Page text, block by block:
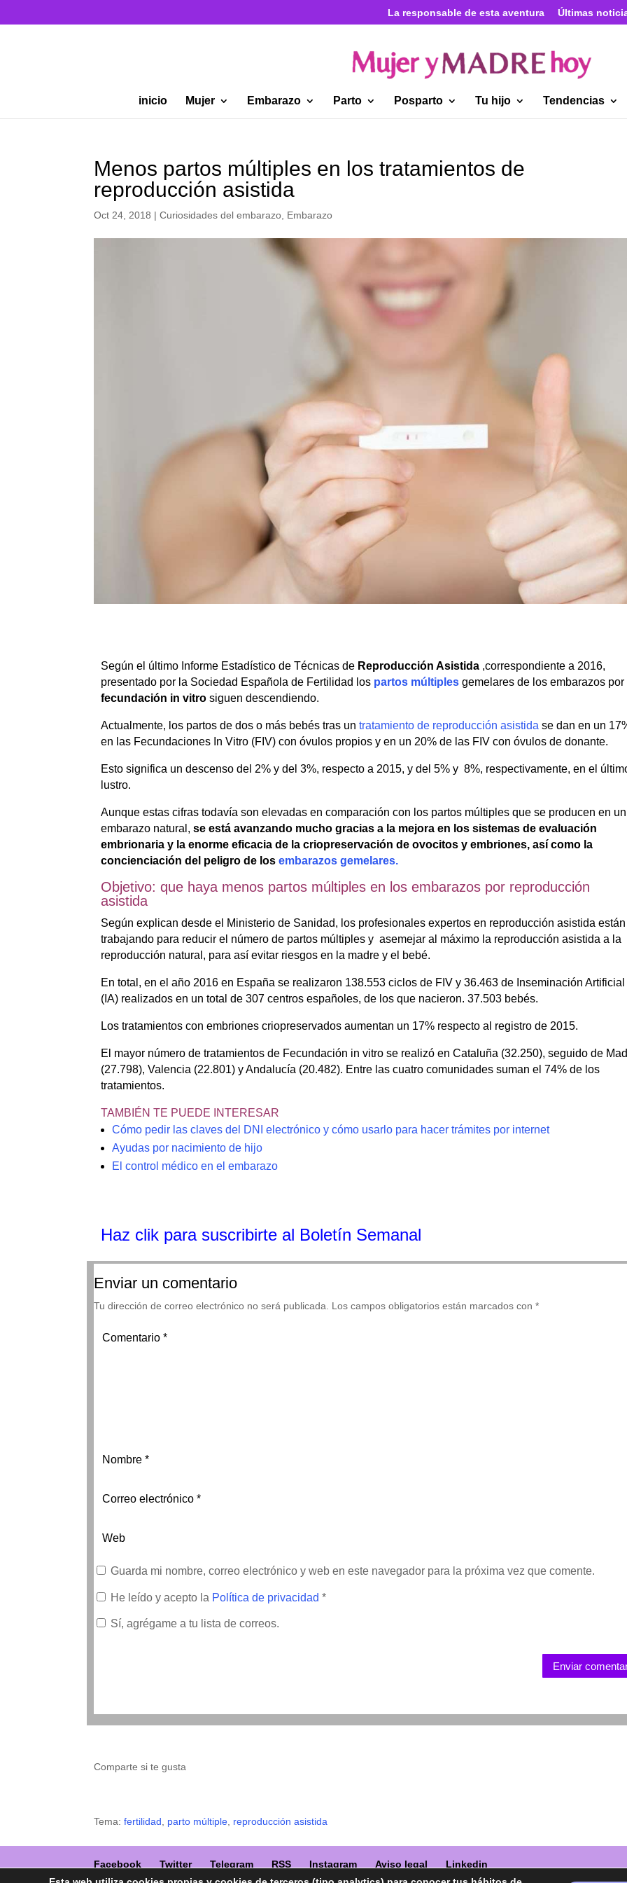
La responsable de esta aventura Últimas
inicio Mujer Embarazo Parto Posparto Tu hijo Tendencias
Menos partos múltiples en los tratamientos de
reproducción asistida
Oct 24, 2018 |Curiosidades del embarazo Embarazo
Según el último Informe Estadístico de Técnicas de Reproducción Asistida ,correspondiente a 2016,
presentado por la Sociedad Española de Fertilidad los partos múltiples gemelares de los embarazos por
fecundación in vitro siguen descendiendo.
Actualmente, los partos de dos o más bebés tras untratamiento de reproducción asistida se dan en un
en las Fecundaciones In Vitro (FIV) con óvulos propios y en un 20% de las FIV con óvulos de donante.
Esto significa un descenso del 2% y del 3%, respecto a 2015, y del 5% y 8%, respectivamente, en el
lustro.
Aunque estas cifras todavía son elevadas en comparación con los partos múltiples que se producen en un
embarazo natural,se está avanzando mucho gracias a la mejora en los sistemas de evaluación
embrionaria y la enorme eficacia de la criopreservación de ovocitos y embriones, así como la
concienciación del peligro de losembarazos gemelares.
Objetivo: que haya menos partos múltiples en los embarazos por reproducción
asistida
Según explican desde el Ministerio de Sanidad, los profesionales expertos en reproducción asistida están
trabajando para reducir el número de partos múltiples y asemejar al máximo la reproducción asistida a la
reproducción natural, para así evitar riesgos en la madre y el bebé.
En total, en el año 2016 en España se realizaron 138.553 ciclos de FIV y 36.463 de Inseminación Artificial
(IA) realizados en un total de 307 centros españoles, de los que nacieron. 37.503 bebés.
Los tratamientos con embriones criopreservados aumentan un 17% respecto al registro de 2015.
El mayor número de tratamientos de Fecundación in vitro se realizó en Cataluña (32.250), seguido de
(27.798), Valencia (22.801) y Andalucía (20.482). Entre las cuatro comunidades suman el 74% de los
tratamientos.
TAMBIÉN TE PUEDE INTERESAR
Cómo pedir las claves del DNI electrónico y cómo usarlo para hacer trámites por internet
Ayudas por nacimiento de hijo
El control médico en el embarazo
Haz clik para suscribirte al Boletín Semanal
Enviar un comentario
Tu dirección de correo electrónico no será publicada. Los campos obligatorios están marcados con*
Guarda mi nombre, correo electrónico y web en este navegador para la próxima vez que comente.
He leído y acepto la Política de privacidad*
Sí, agrégame a tu lista de correos.
Enviar
Comparte si te gusta
Tema:fertilidad parto múltiple reproducción asistida
Facebook Twitter Telegram RSS Instagram Aviso legal
Linkedin